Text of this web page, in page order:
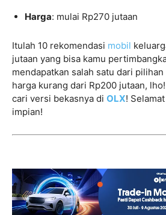
Harga: mulai Rp270 jutaan
Itulah 10 rekomendasi mobil
jutaan yang bisa kamu
mendapatkan salah satu dari
harga kurang dari Rp200 jutaan,
cari versi bekasnya di OLX!
impian!